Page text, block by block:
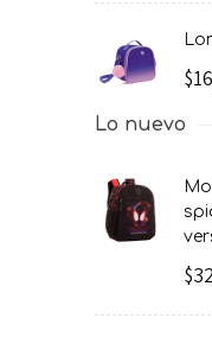
Lo nuevo
mochila/morral grande